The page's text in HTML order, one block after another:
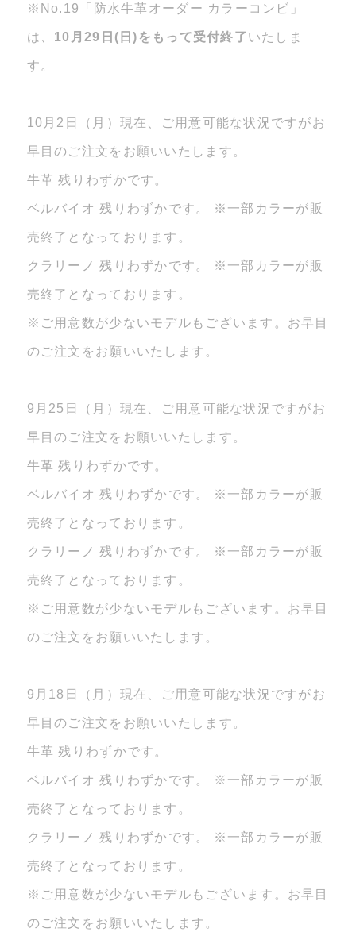
※No.19「防水牛革オーダー カラーコンビ」
は、 10月29日(日)をもって受付終了 いたしま
す。
10月2日（月）現在、ご用意可能な状況ですがお
早目のご注文をお願いいたします。
牛革 残りわずかです。
ベルバイオ 残りわずかです。 ※一部カラーが販
売終了となっております。
クラリーノ 残りわずかです。 ※一部カラーが販
売終了となっております。
※ご用意数が少ないモデルもございます。お早目
のご注文をお願いいたします。
9月25日（月）現在、ご用意可能な状況ですがお
早目のご注文をお願いいたします。
牛革 残りわずかです。
ベルバイオ 残りわずかです。 ※一部カラーが販
売終了となっております。
クラリーノ 残りわずかです。 ※一部カラーが販
売終了となっております。
※ご用意数が少ないモデルもございます。お早目
のご注文をお願いいたします。
9月18日（月）現在、ご用意可能な状況ですがお
早目のご注文をお願いいたします。
牛革 残りわずかです。
ベルバイオ 残りわずかです。 ※一部カラーが販
売終了となっております。
クラリーノ 残りわずかです。 ※一部カラーが販
売終了となっております。
※ご用意数が少ないモデルもございます。お早目
のご注文をお願いいたします。